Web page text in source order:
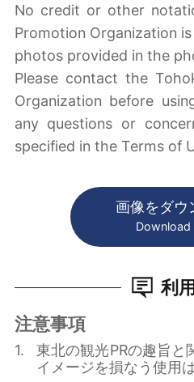
No credit or other
Promotion Organization
photos provided in the
Please contact the
Organization before
any questions or
specified in the Terms of
画像をダウ
Download
利
注意事項
東北の観光PRの趣旨と
イメージを損なう使用